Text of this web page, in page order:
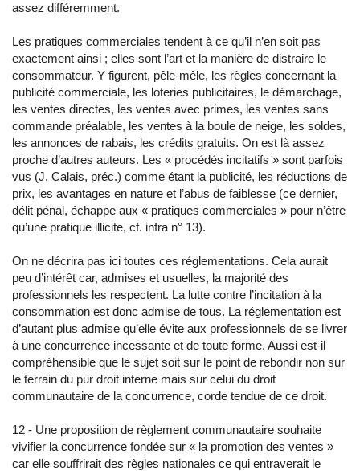
assez différemment.
Les pratiques commerciales tendent à ce qu’il n’en soit pas
exactement ainsi ; elles sont l’art et la manière de distraire le
consommateur. Y figurent, pêle-mêle, les règles concernant la
publicité commerciale, les loteries publicitaires, le démarchage,
les ventes directes, les ventes avec primes, les ventes sans
commande préalable, les ventes à la boule de neige, les soldes,
les annonces de rabais, les crédits gratuits. On est là assez
proche d’autres auteurs. Les « procédés incitatifs » sont parfois
vus (J. Calais, préc.) comme étant la publicité, les réductions de
prix, les avantages en nature et l’abus de faiblesse (ce dernier,
délit pénal, échappe aux « pratiques commerciales » pour n’être
qu’une pratique illicite, cf. infra n° 13).
On ne décrira pas ici toutes ces réglementations. Cela aurait
peu d’intérêt car, admises et usuelles, la majorité des
professionnels les respectent. La lutte contre l’incitation à la
consommation est donc admise de tous. La réglementation est
d’autant plus admise qu’elle évite aux professionnels de se livrer
à une concurrence incessante et de toute forme. Aussi est-il
compréhensible que le sujet soit sur le point de rebondir non sur
le terrain du pur droit interne mais sur celui du droit
communautaire de la concurrence, corde tendue de ce droit.
12 - Une proposition de règlement communautaire souhaite
vivifier la concurrence fondée sur « la promotion des ventes »
car elle souffrirait des règles nationales ce qui entraverait le